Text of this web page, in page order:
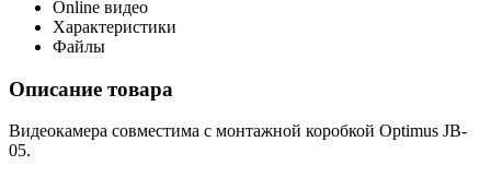
Online видео
Характеристики
Файлы
Описание товара
Видеокамера совместима с монтажной коробкой Optimus JB-
05.